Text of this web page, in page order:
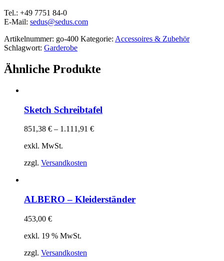
Tel.: +49 7751 84-0
E-Mail: sedus@sedus.com
Artikelnummer: go-400 Kategorie: Accessoires & Zubehör
Schlagwort: Garderobe
Ähnliche Produkte
Sketch Schreibtafel
851,38 € – 1.111,91 €
exkl. MwSt.
zzgl. Versandkosten
ALBERO – Kleiderständer
453,00 €
exkl. 19 % MwSt.
zzgl. Versandkosten